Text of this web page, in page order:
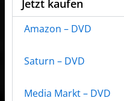
Jetzt kaufen
Amazon – DVD
Saturn – DVD
Media Markt – DVD